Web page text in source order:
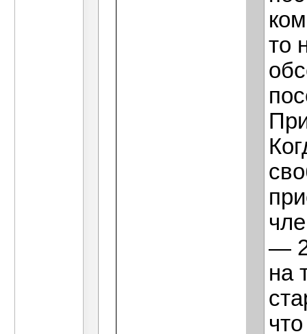
то
—
на